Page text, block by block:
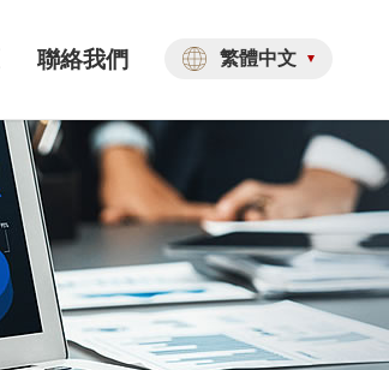
聯絡我們 繁體中文